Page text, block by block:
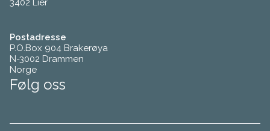
3402 Lier
Postadresse
P.O.Box 904 Brakerøya
N-3002 Drammen
Norge
Følg oss